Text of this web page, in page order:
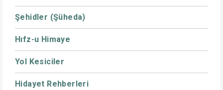
Şehidler (Şüheda)
Hıfz-u Himaye
Yol Kesiciler
Hidayet Rehberleri